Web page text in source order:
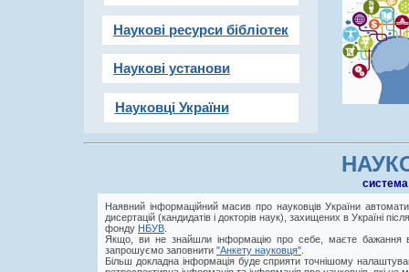
Наукові ресурси бібліотек
Наукові установи
Науковці України
cистема
Наявний інформаційний масив про науковців України
дисертацій (кандидатів і докторів наук), захищених в Україні
фонду НБУВ
Якщо, ви не знайшли інформацію про себе, маєте бажання
запрошуємо заповнити "Анкету науковця"
Більш докладна інформація буде сприяти точнішому